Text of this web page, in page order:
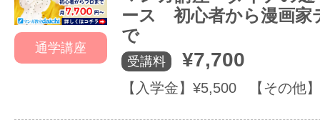
通学講座
ース 初心者から漫画家
で
受講料 ¥7,700
【入学金】¥5,500 【その他